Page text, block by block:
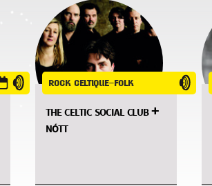
rock celtique-folk
the celtic social club +
nótt